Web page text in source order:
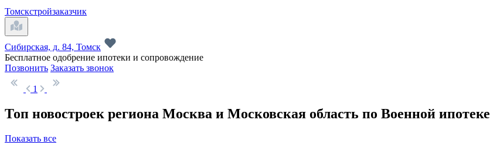
Томскстройзаказчик
Сибирская, д. 84, Томск
Бесплатное одобрение ипотеки и сопровождение
Позвонить Заказать звонок
1
Топ новостроек региона Москва и Московская область по Военной ипотеке
Показать все